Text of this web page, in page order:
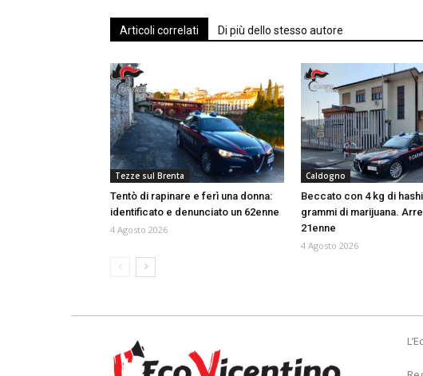
Articoli correlati Di più dello stesso autore
Tezze sul Brenta
Tentò di rapinare e ferì una donna:
identificato e denunciato un 62enne
4 Agosto 2026
Caldogno
Beccato con 4 kg di
grammi di marijuana.
21enne
4 Agosto 2026